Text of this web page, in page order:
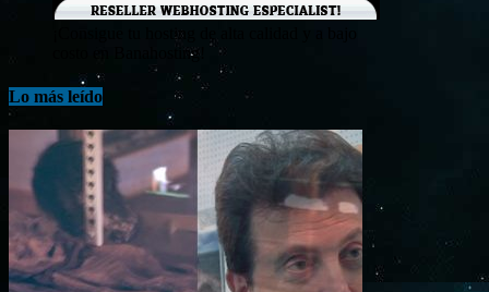
¡Consigue tu hosting de alta calidad y a bajo
costo en Banahosting!
Lo más leído